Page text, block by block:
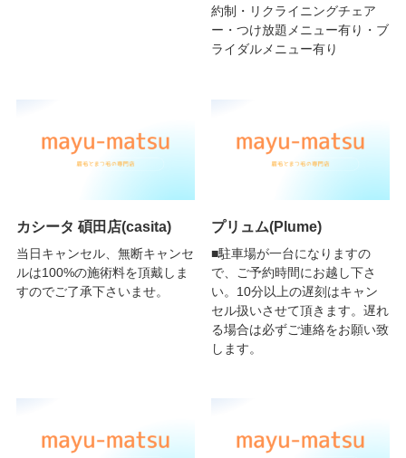
約制・リクライニングチェア
ー・つけ放題メニュー有り・ブ
ライダルメニュー有り
カシータ 碩田店(casita)
当日キャンセル、無断キャンセ
ルは100%の施術料を頂戴しま
すのでご了承下さいませ。
プリュム(Plume)
■駐車場が一台になりますの
で、ご予約時間にお越し下さ
い。10分以上の遅刻はキャン
セル扱いさせて頂きます。遅れ
る場合は必ずご連絡をお願い致
します。